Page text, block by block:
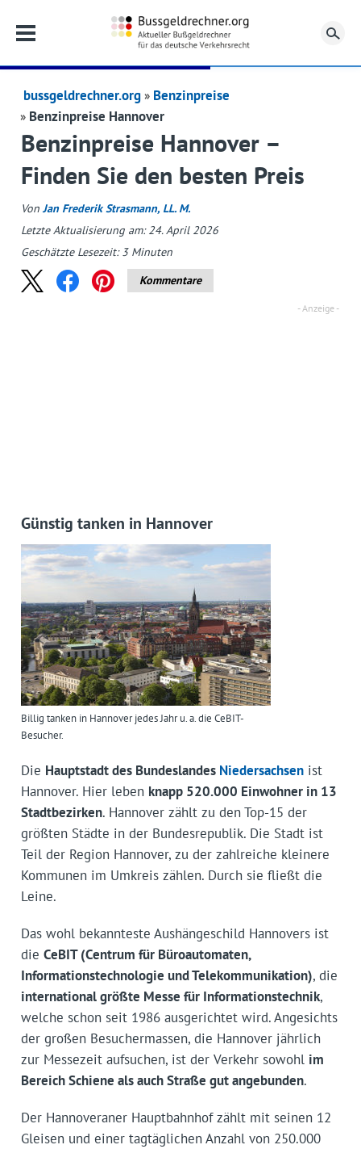
bussgeldrechner.org
Benzinpreise
Benzinpreise Hannover
Benzinpreise Hannover –
Finden Sie den besten Preis
Von Jan Frederik Strasmann, LL. M.
Letzte Aktualisierung am: 24. April 2026
Geschätzte Lesezeit:3 Minuten
Kommentare
Günstig tanken in Hannover
Billig tanken in Hannover jedes Jahr u. a. die CeBIT-
Besucher.
Die Hauptstadt des Bundeslandes Niedersachsenist
Hannover. Hier leben knapp 520.000 Einwohner in 13
Stadtbezirken. Hannover zählt zu den Top-15 der
größten Städte in der Bundesrepublik. Die Stadt ist
Teil der Region Hannover, zu der zahlreiche kleinere
Kommunen im Umkreis zählen. Durch sie fließt die
Leine.
Das wohl bekannteste Aushängeschild Hannovers ist
die CeBIT (Centrum für Büroautomaten,
Informationstechnologie und Telekommunikation), die
international größte Messe für Informationstechnik,
welche schon seit 1986 ausgerichtet wird. Angesichts
der großen Besuchermassen, die Hannover jährlich
zur Messezeit aufsuchen, ist der Verkehr sowohl im
Bereich Schiene als auch Straße gut angebunden.
Der Hannoveraner Hauptbahnhof zählt mit seinen 12
Gleisen und einer tagtäglichen Anzahl von 250.000